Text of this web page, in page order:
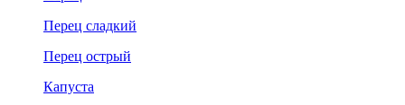
Перец сладкий
Перец острый
Капуста